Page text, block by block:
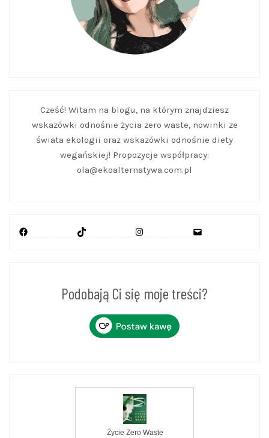
Cześć! Witam na blogu, na którym znajdziesz
wskazówki odnośnie życia zero waste, nowinki ze
świata ekologii oraz wskazówki odnośnie diety
wegańskiej! Propozycje współpracy:
ola@ekoalternatywa.com.pl
Facebook
TikTok
Instagram
Mail
Podobają Ci się moje treści?
Życie Zero Waste